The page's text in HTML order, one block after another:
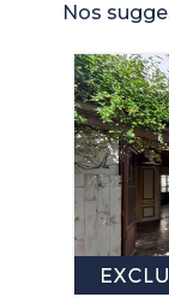
Nos